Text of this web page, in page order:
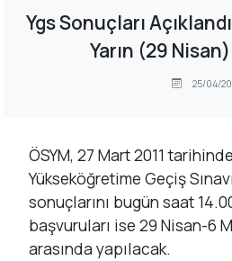
Ygs Sonuçları
Yarın (29
25/04/
ÖSYM, 27 Mart 2011
Yükseköğretime Geçiş
sonuçlarını bugün saat
başvuruları ise 29 Nisan-6
arasında yapılacak.